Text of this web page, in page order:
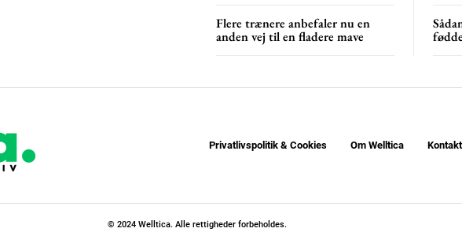
Flere trænere anbefaler nu en
anden vej til en fladere mave
Privatlivspolitik & Cookies Om Welltica
© 2024 Welltica. Alle rettigheder forbeholdes.